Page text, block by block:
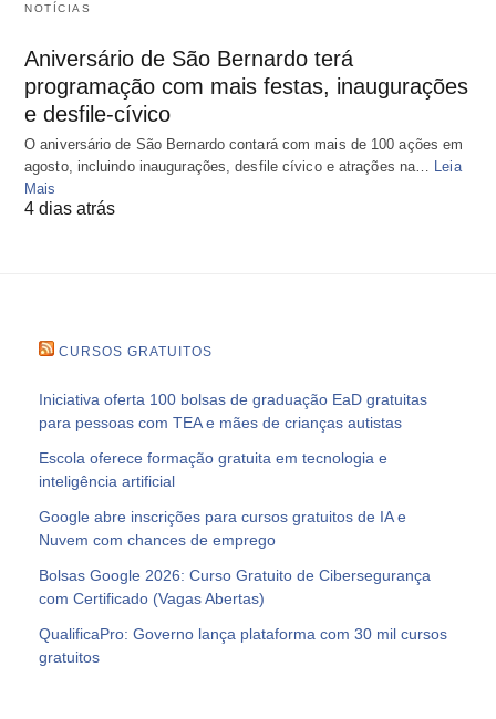
NOTÍCIAS
Aniversário de São Bernardo terá
programação com mais festas, inaugurações
e desfile-cívico
O aniversário de São Bernardo contará com mais de 100 ações em
agosto, incluindo inaugurações, desfile cívico e atrações na…
Leia
Mais
4 dias atrás
CURSOS GRATUITOS
Iniciativa oferta 100 bolsas de graduação EaD gratuitas
para pessoas com TEA e mães de crianças autistas
Escola oferece formação gratuita em tecnologia e
inteligência artificial
Google abre inscrições para cursos gratuitos de IA e
Nuvem com chances de emprego
Bolsas Google 2026: Curso Gratuito de Cibersegurança
com Certificado (Vagas Abertas)
QualificaPro: Governo lança plataforma com 30 mil cursos
gratuitos